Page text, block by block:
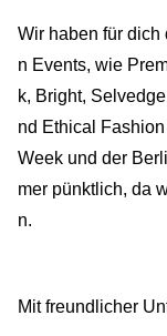
Wir haben für
n Events, wie
k, Bright,
nd Ethical
Week und der
mer pünktlich, da
n.
Mit freundlicher